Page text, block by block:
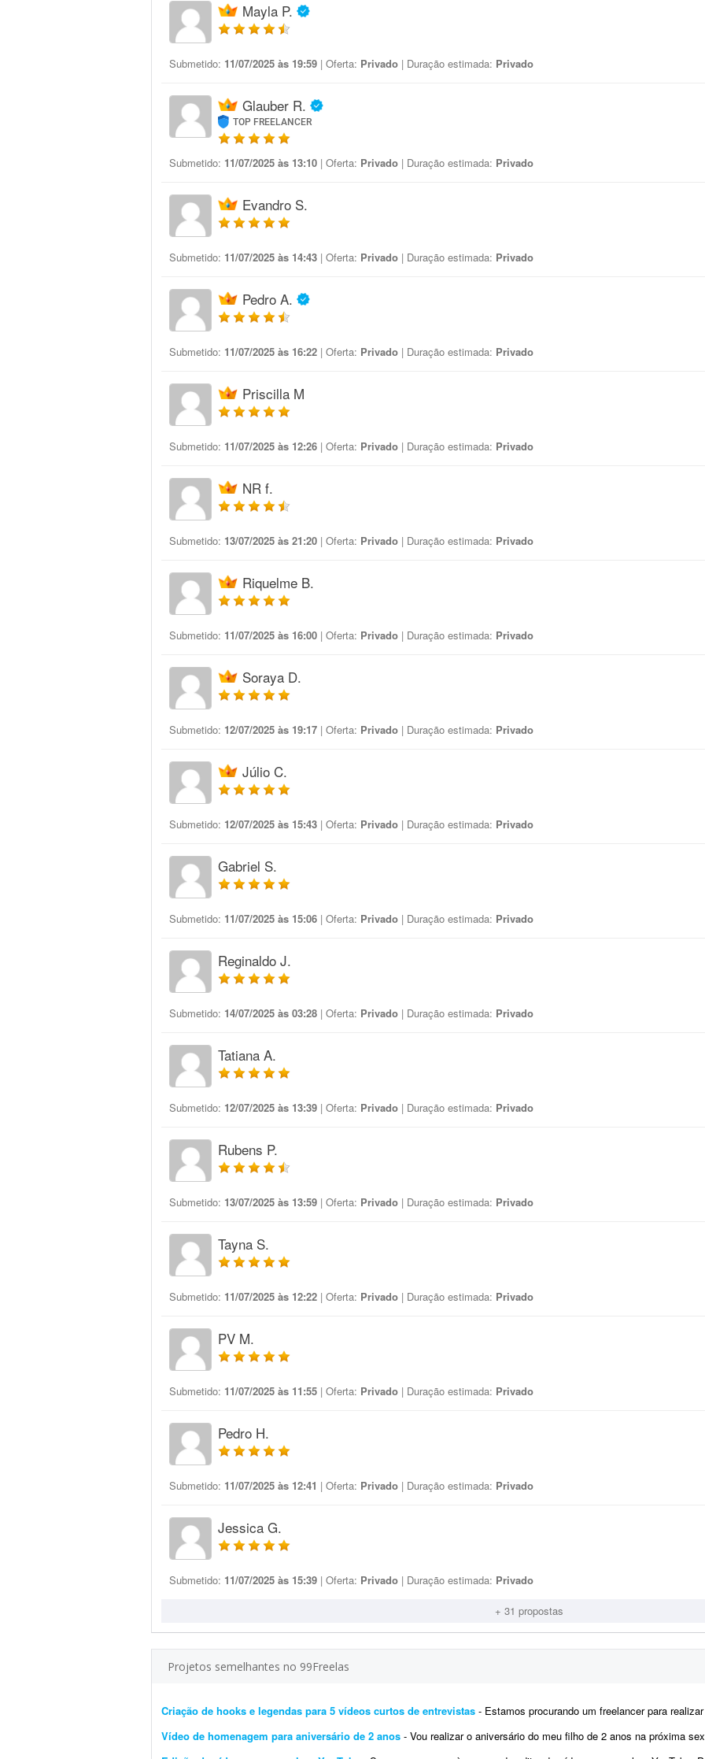
Mayla P.
Submetido: 11/07/2025 às 19:59 | Oferta: Privado | Duração estimada: Privado
Glauber R.
TOP FREELANCER
Submetido: 11/07/2025 às 13:10 | Oferta: Privado | Duração estimada: Privado
Evandro S.
Submetido: 11/07/2025 às 14:43 | Oferta: Privado | Duração estimada: Privado
Pedro A.
Submetido: 11/07/2025 às 16:22 | Oferta: Privado | Duração estimada: Privado
Priscilla M
Submetido: 11/07/2025 às 12:26 | Oferta: Privado | Duração estimada: Privado
NR f.
Submetido: 13/07/2025 às 21:20 | Oferta: Privado | Duração estimada: Privado
Riquelme B.
Submetido: 11/07/2025 às 16:00 | Oferta: Privado | Duração estimada: Privado
Soraya D.
Submetido: 12/07/2025 às 19:17 | Oferta: Privado | Duração estimada: Privado
Júlio C.
Submetido: 12/07/2025 às 15:43 | Oferta: Privado | Duração estimada: Privado
Gabriel S.
Submetido: 11/07/2025 às 15:06 | Oferta: Privado | Duração estimada: Privado
Reginaldo J.
Submetido: 14/07/2025 às 03:28 | Oferta: Privado | Duração estimada: Privado
Tatiana A.
Submetido: 12/07/2025 às 13:39 | Oferta: Privado | Duração estimada: Privado
Rubens P.
Submetido: 13/07/2025 às 13:59 | Oferta: Privado | Duração estimada: Privado
Tayna S.
Submetido: 11/07/2025 às 12:22 | Oferta: Privado | Duração estimada: Privado
PV M.
Submetido: 11/07/2025 às 11:55 | Oferta: Privado | Duração estimada: Privado
Pedro H.
Submetido: 11/07/2025 às 12:41 | Oferta: Privado | Duração estimada: Privado
Jessica G.
Submetido: 11/07/2025 às 15:39 | Oferta: Privado | Duração estimada: Privado
+ 31 propostas
Projetos semelhantes no 99Freelas
Criação de hooks e legendas para 5 vídeos curtos de entrevistas - Estamos procurando um freelancer para realizar a finalização visual de 5 vídeos curtos de
Vídeo de homenagem para aniversário de 2 anos - Vou realizar o aniversário do meu filho de 2 anos na próxima sexta-feira. Gostaria de um vídeo animado